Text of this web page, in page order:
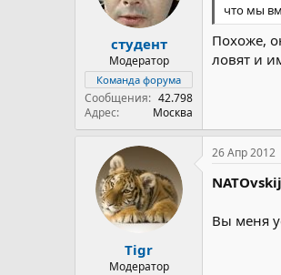
студент
Модератор
Команда форума
Сообщения
42.798
Адрес
Москва
что мы
Похоже,
ловят и
Tigr
Модератор
26 Апр 2012
NATOvskij
Вы меня